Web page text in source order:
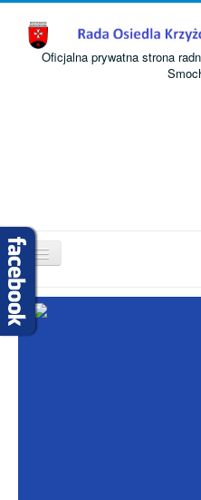
Oficjalna prywatna strona
Przełącz
nawigację
Start
O nas